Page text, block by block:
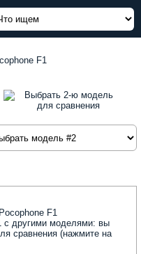
F1
F1
с другими моделями: вы
сравнения (нажмите на